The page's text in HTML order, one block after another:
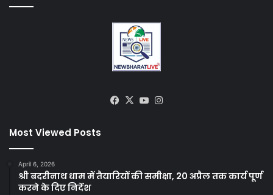
Facebook
X YouTube
Most Viewed Posts
April 6, 2026
श्री बदरीनाथ धाम में तैयारियों की समीक्षा, 20 अप्रैल तक कार्य पूर्ण
करने के दिए निर्देश